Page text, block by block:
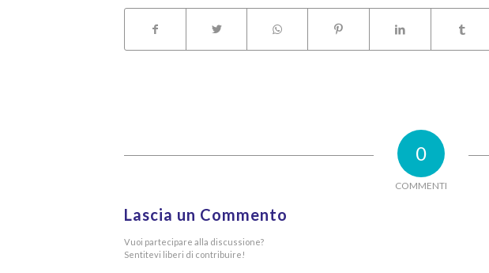
0
COMMENTI
Lascia un Commento
Vuoi partecipare alla discussione?
Sentitevi liberi di contribuire!